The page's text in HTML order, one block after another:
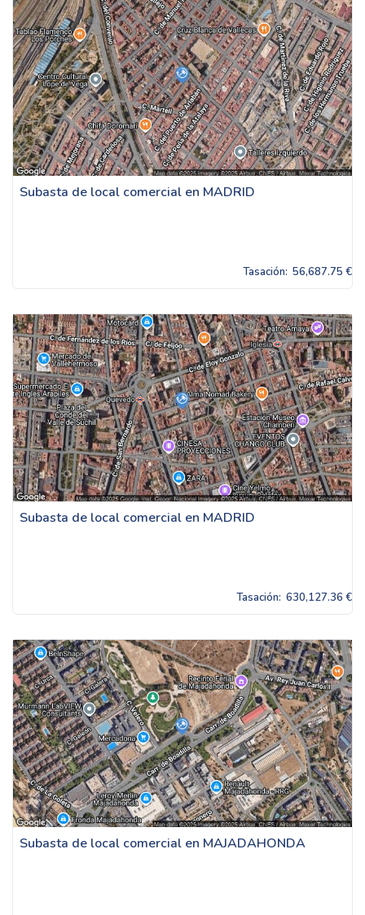
Subasta de local comercial en MADRID
Tasación: 56,687.75 €
Subasta de local comercial en MADRID
Tasación: 630,127.36 €
Subasta de local comercial en MAJADAHONDA